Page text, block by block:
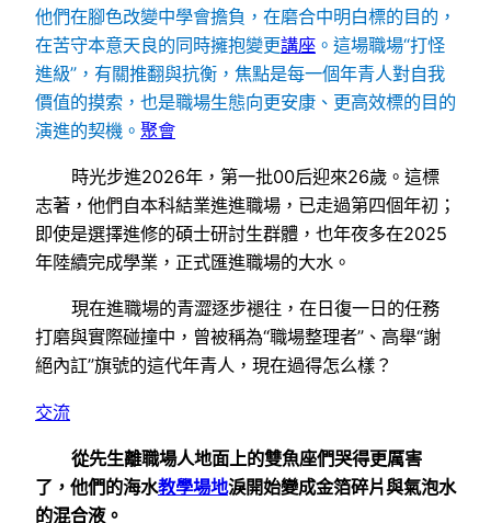
他們在腳色改變中學會擔負，在磨合中明白標的目的，
在苦守本意天良的同時擁抱變更講座 。這場職場“打怪
進級”，有關推翻與抗衡，焦點是每一個年青人對自我
價值的摸索，也是職場生態向更安康、更高效標的目的
演進的契機。 聚會
時光步進2026年，第一批00后迎來26歲。這標
志著，他們自本科結業進進職場，已走過第四個年初；
即使是選擇進修的碩士研討生群體，也年夜多在2025
年陸續完成學業，正式匯進職場的大水。
現在進職場的青澀逐步褪往，在日復一日的任務
打磨與實際碰撞中，曾被稱為“職場整理者”、高舉“謝
絕內訌”旗號的這代年青人，現在過得怎么樣？
交流
從先生離職場人地面上的雙魚座們哭得更厲害
了，他們的海水教學場地淚開始變成金箔碎片與氣泡水
的混合液。